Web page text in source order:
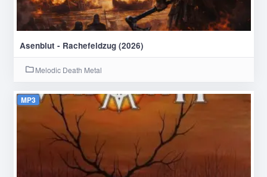
Asenblut - Rachefeldzug (2026)
Melodic Death Metal
MP3